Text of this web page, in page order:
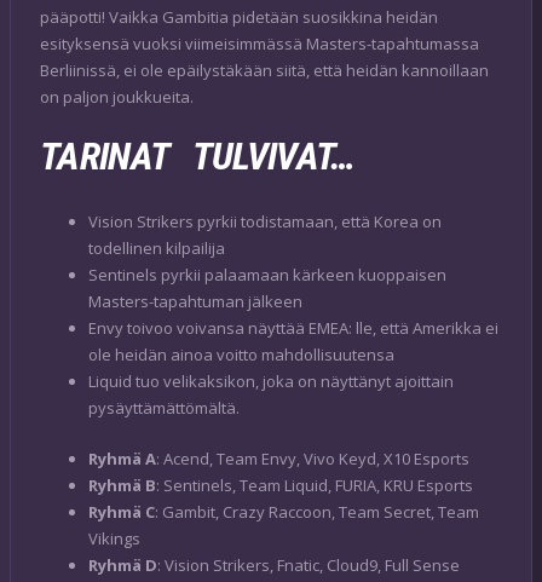
pääpotti! Vaikka Gambitia pidetään suosikkina heidän
esityksensä vuoksi viimeisimmässä Masters-tapahtumassa
Berliinissä, ei ole epäilystäkään siitä, että heidän kannoillaan
on paljon joukkueita.
TARINAT TULVIVAT…
Vision Strikers pyrkii todistamaan, että Korea on
todellinen kilpailija
Sentinels pyrkii palaamaan kärkeen kuoppaisen
Masters-tapahtuman jälkeen
Envy toivoo voivansa näyttää EMEA: lle, että Amerikka ei
ole heidän ainoa voitto mahdollisuutensa
Liquid tuo velikaksikon, joka on näyttänyt ajoittain
pysäyttämättömältä.
Ryhmä A: Acend, Team Envy, Vivo Keyd, X10 Esports
Ryhmä B: Sentinels, Team Liquid, FURIA, KRU Esports
Ryhmä C: Gambit, Crazy Raccoon, Team Secret, Team
Vikings
Ryhmä D: Vision Strikers, Fnatic, Cloud9, Full Sense